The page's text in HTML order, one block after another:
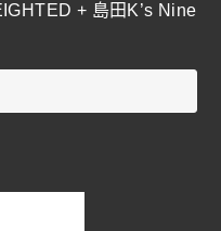
+ 島田K’s Nine